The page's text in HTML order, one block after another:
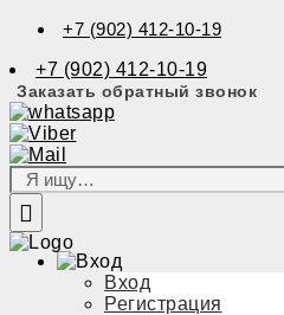
+7 (902) 412-10-19
+7 (902) 412-10-19
Заказать обратный звонок
Вход
Регистрация